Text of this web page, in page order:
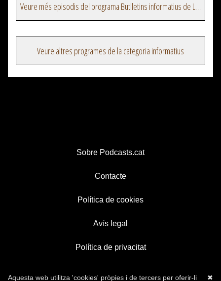
Veure més episodis del programa Butlletins informatius de La Xarxa
Veure altres programes de la categoria informatius
Sobre Podcasts.cat
Contacte
Política de cookies
Avís legal
Política de privacitat
✖
Aquesta web utilitza 'cookies' pròpies i de tercers per oferir-li